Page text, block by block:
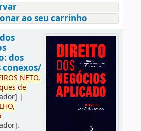
ao seu carrinho
dos
IROS NETO,
de
|
.